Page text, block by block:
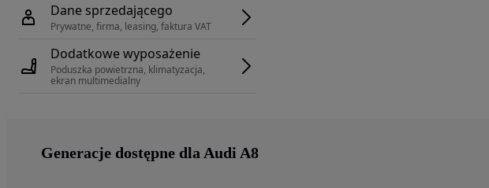
Dane sprzedającego
Prywatne, firma, leasing, faktura VAT
Dodatkowe wyposażenie
Poduszka powietrzna, klimatyzacja,
ekran multimedialny
Generacje dostępne dla Audi A8